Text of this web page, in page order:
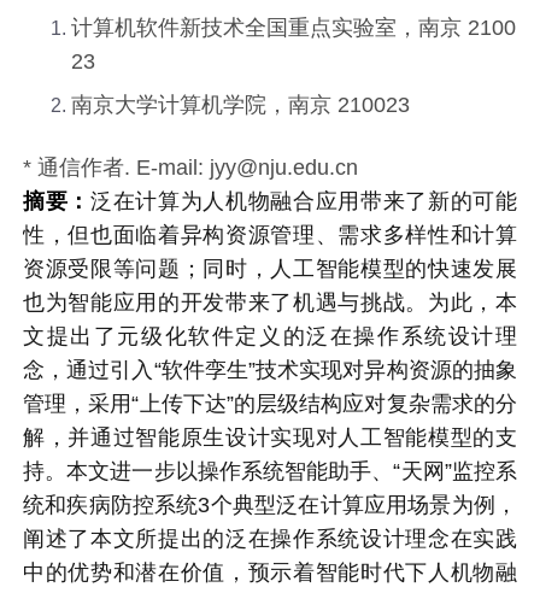
计算机软件新技术全国重点实验室，南京 2100
23
南京大学计算机学院，南京 210023
* 通信作者. E-mail: jyy@nju.edu.cn
摘要：泛在计算为人机物融合应用带来了新的可能
性，但也面临着异构资源管理、需求多样性和计算
资源受限等问题；同时，人工智能模型的快速发展
也为智能应用的开发带来了机遇与挑战。为此，本
文提出了元级化软件定义的泛在操作系统设计理
念，通过引入“软件孪生”技术实现对异构资源的抽象
管理，采用“上传下达”的层级结构应对复杂需求的分
解，并通过智能原生设计实现对人工智能模型的支
持。本文进一步以操作系统智能助手、“天网”监控系
统和疾病防控系统3个典型泛在计算应用场景为例，
阐述了本文所提出的泛在操作系统设计理念在实践
中的优势和潜在价值，预示着智能时代下人机物融